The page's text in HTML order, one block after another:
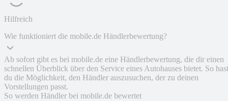
Hilfreich
Wie funktioniert die mobile.de Händlerbewertung?
Ab sofort gibt es bei mobile.de eine Händlerbewertung, die dir einen
schnellen Überblick über den Service eines Autohauses bietet. So hast
du die Möglichkeit, den Händler auszusuchen, der zu deinen
Vorstellungen passt.
So werden Händler bei mobile.de bewertet